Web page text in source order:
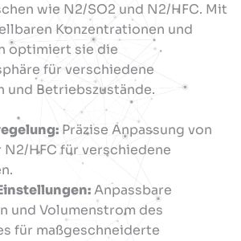
wie N2/SO2 und N2/HFC. Mit
Konzentrationen und
optimiert sie die
für verschiedene
und Betriebszustände.
Präzise Anpassung von
N2/HFC für verschiedene
Anpassbare
und Volumenstrom des
für maßgeschneiderte